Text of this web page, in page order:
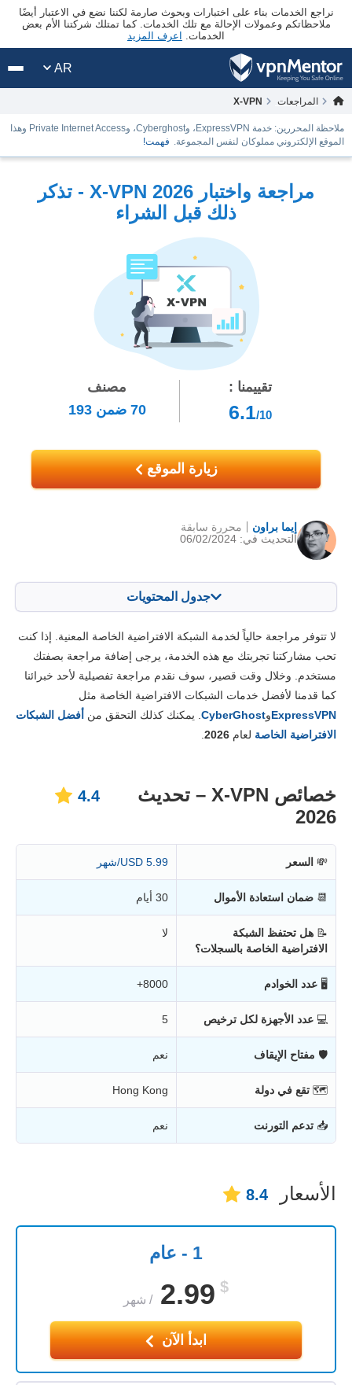
نراجع الخدمات بناء على اختبارات وبحوث صارمة لكننا نضع في الاعتبار أيضًا
ملاحظاتكم وعمولات الإحالة مع تلك الخدمات. كما تمتلك شركتنا الأم بعض
الخدمات. اعرف المزيد
AR
المراجعات X-VPN
ملاحظة المحررين: خدمة ExpressVPN، وCyberghost، وPrivate Internet Access وهذا
الموقع الإلكتروني مملوكان لنفس المجموعة. فهمت!
مراجعة واختبار X-VPN 2026 - تذكر
ذلك قبل الشراء
تقييمنا :
6.1/10
مصنف
70 ضمن193
زيارة الموقع
إيما براون
التحديث في: 06/02/2024
محررة سابقة
جدول المحتويات
الخصائص الرئيسية
التثبيت والتطبيقات 6.0
المصداقية والدعم 6.3
لا تتوفر مراجعة حالياً لخدمة الشبكة الافتراضية الخاصة المعنية. إذا كنت
تحب مشاركتنا تجربتك مع هذه الخدمة، يرجى إضافة مراجعة بصفتك
مستخدم. وخلال وقت قصير، سوف نقدم مراجعة تفصيلية لأحد خبرائنا
كما قدمنا لأفضل خدمات الشبكات الافتراضية الخاصة مثل
ExpressVPNوCyberGhost. يمكنك كذلك التحقق من أفضل الشبكات
الافتراضية الخاصة لعام 2026
.
خصائص X-VPN – تحديث
2026
4.4
💸 السعر 5.99 USD/شهر
📆 ضمان استعادة الأموال 30 أيام
📝 هل تحتفظ الشبكة
الافتراضية الخاصة بالسجلات؟
لا
🖥 عدد الخوادم 8000+
💻 عدد الأجهزة لكل ترخيص 5
🛡 مفتاح الإيقاف نعم
🗺 تقع في دولة Hong Kong
📥 تدعم التورنت نعم
الأسعار 8.4
1 - عام
$
2.99
/ شهر
ابدأ الآن